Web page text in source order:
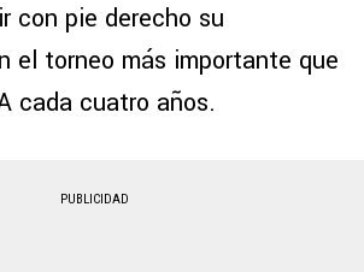
con pie derecho su
el torneo más importante que
cada cuatro años.
PUBLICIDAD